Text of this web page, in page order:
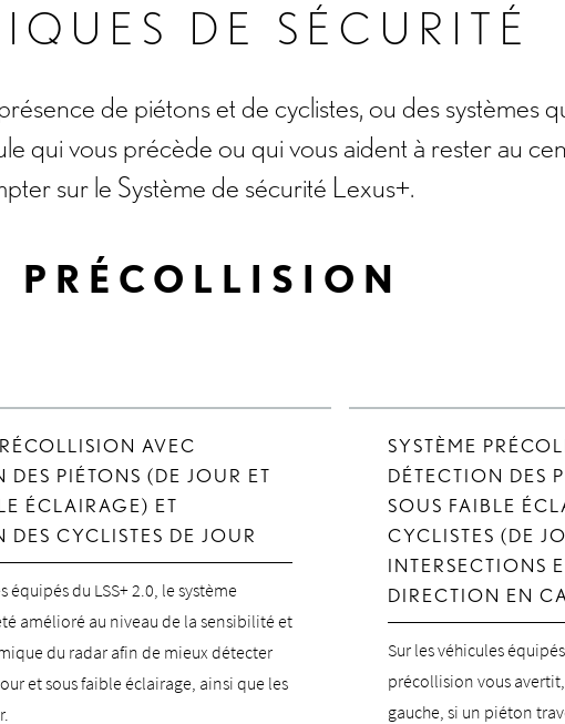
DE SÉCURITÉ
de piétons et de cyclistes, ou des systèmes
qui vous précède ou qui vous aident à rester au
sur le Système de sécurité Lexus+.
PRÉCOLLISION
AVEC
DES PIÉTONS (DE JOUR ET
ÉCLAIRAGE) ET
DES CYCLISTES DE JOUR
équipés du LSS+ 2.0, le système
amélioré au niveau de la sensibilité et
du radar afin de mieux détecter
et sous faible éclairage, ainsi que les
SYSTÈME
DÉTECTION DES
SOUS FAIBLE
CYCLISTES (DE
INTERSECTIONS
DIRECTION EN
Sur les véhicules
précollision vous
gauche, si un piéton